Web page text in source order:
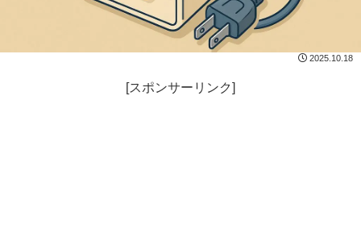
2025.10.18
[スポンサーリンク]